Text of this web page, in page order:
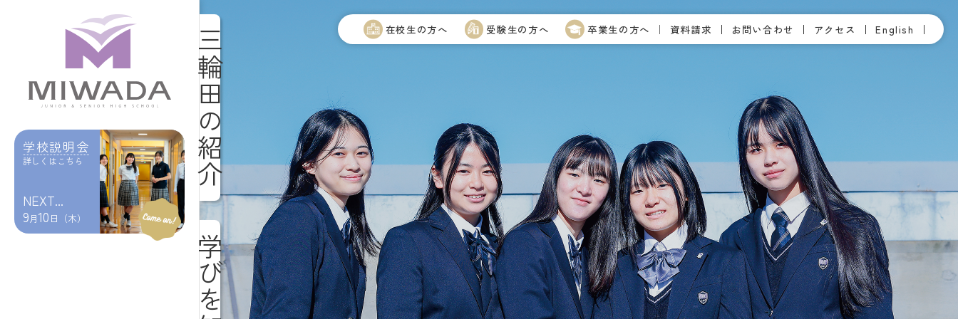
在校生の方へ 受験生の方へ 卒業生の方へ 資料請求 お問い合わせ アクセス English
三輪田の紹介
学校説明会
詳しくはこちら
NEXT...
9月10 日（木）